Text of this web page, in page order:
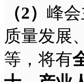
（2） 峰
质量发展
等，将有